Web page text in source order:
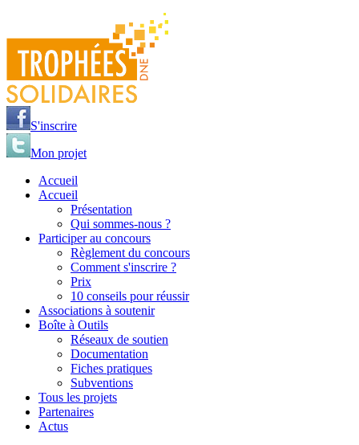
S'inscrire
Mon projet
Accueil
Accueil
Présentation
Qui sommes-nous ?
Participer au concours
Règlement du concours
Comment s'inscrire ?
Prix
10 conseils pour réussir
Associations à soutenir
Boîte à Outils
Réseaux de soutien
Documentation
Fiches pratiques
Subventions
Tous les projets
Partenaires
Actus